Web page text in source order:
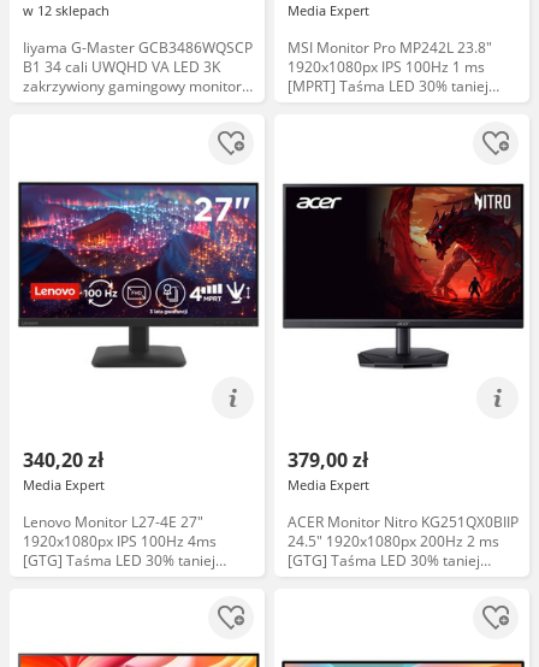
w 12 sklepach
Iiyama G-Master GCB3486WQSCP
B1 34 cali UWQHD VA LED 3K
zakrzywiony gamingowy monitor
240Hz 0,4ms HDR USB-C HDMI
Media Expert
MSI Monitor Pro MP242L 23.8"
1920x1080px IPS 100Hz 1 ms
[MPRT] Taśma LED 30% taniej
Uchwyt
340,20 zł
Media Expert
Lenovo Monitor L27-4E 27"
1920x1080px IPS 100Hz 4ms
[GTG] Taśma LED 30% taniej
Uchwyt
379,00 zł
Media Expert
ACER Monitor Nitro KG251QX0BIIP
24.5" 1920x1080px 200Hz 2 ms
[GTG] Taśma LED 30% taniej
Uchwyt 75zł taniej